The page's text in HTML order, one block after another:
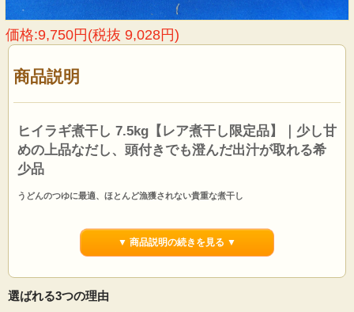
価格:9,750円(税抜 9,028円)
商品説明
ヒイラギ煮干し 7.5kg【レア煮干し限定品】｜少し甘
めの上品なだし、頭付きでも澄んだ出汁が取れる希
少品
うどんのつゆに最適、ほとんど漁獲されない貴重な煮干し
庫切れとなっております。入荷をご希望の方は入荷連絡をご登録ください。
ヒイラギ煮干し 7.5kgは長崎産の新鮮なヒイラギを煮干し加工したヒイラギ煮干し
わいの出汁が特徴です。生産量は大変少なく、他の煮干しに比べほとんど漁獲さ
れない貴重品です。当社のヒイラギ煮干しは出荷直前まで冷凍保存ですので、常
温で保管されているものに比べ香りの抜けがない出汁が取れます。
▼ 商品説明の続きを見る ▼
選ばれる3つの理由